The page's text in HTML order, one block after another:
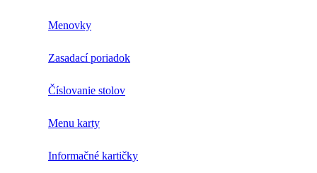
Menovky
Zasadací poriadok
Číslovanie stolov
Menu karty
Informačné kartičky